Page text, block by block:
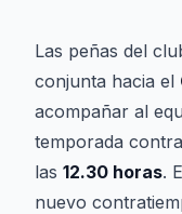
Las peñas del
conjunta hacia el
acompañar al
temporada
las 12.30 horas.
nuevo